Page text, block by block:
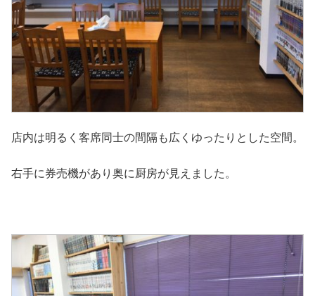
店内は明るく客席同士の間隔も広くゆったりとした空間。
右手に券売機があり奥に厨房が見えました。